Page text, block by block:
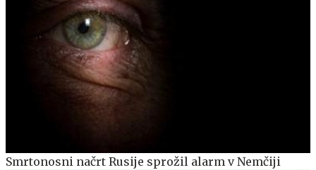
Smrtonosni načrt Rusije sprožil alarm v Nemčiji